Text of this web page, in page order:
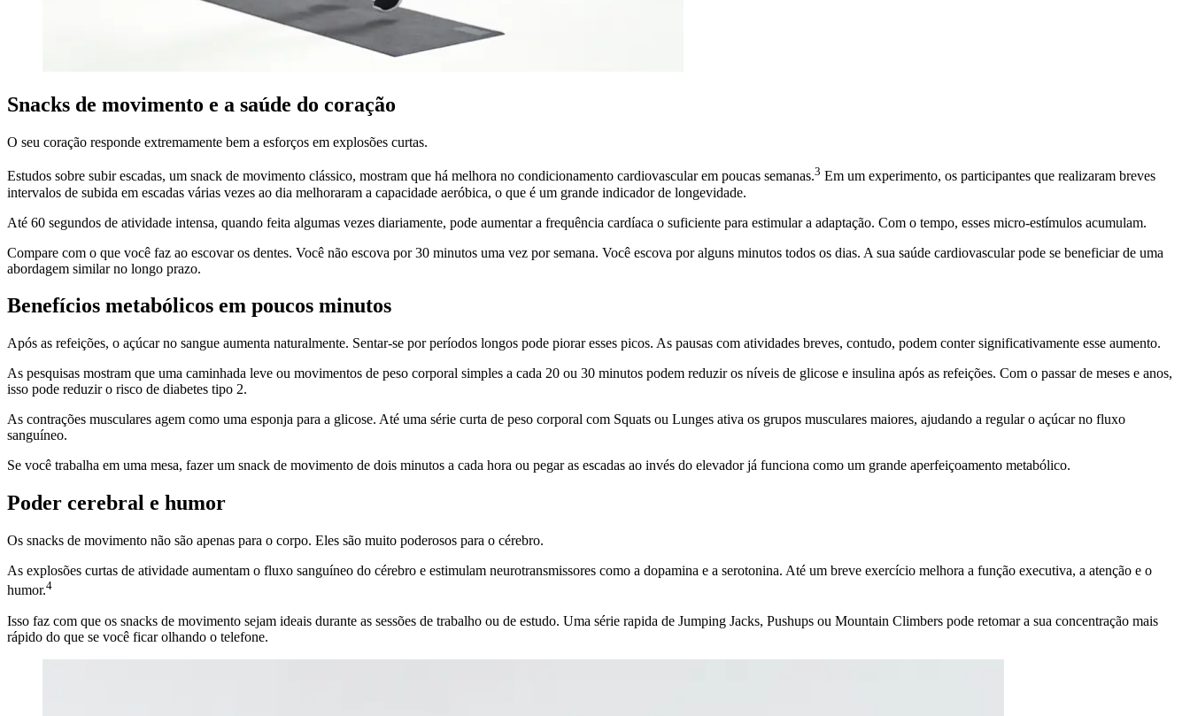
Snacks de movimento e a saúde do coração
O seu coração responde extremamente bem a esforços em explosões curtas.
Estudos sobre subir escadas, um snack de movimento clássico, mostram que há melhora no condicionamento cardiovascular em poucas semanas.3 Em um experimento, os participantes que realizaram breves
intervalos de subida em escadas várias vezes ao dia melhoraram a capacidade aeróbica, o que é um grande indicador de longevidade.
Até 60 segundos de atividade intensa, quando feita algumas vezes diariamente, pode aumentar a frequência cardíaca o suficiente para estimular a adaptação. Com o tempo, esses micro-estímulos acumulam.
Compare com o que você faz ao escovar os dentes. Você não escova por 30 minutos uma vez por semana. Você escova por alguns minutos todos os dias. A sua saúde cardiovascular pode se beneficiar de uma
abordagem similar no longo prazo.
Benefícios metabólicos em poucos minutos
Após as refeições, o açúcar no sangue aumenta naturalmente. Sentar-se por períodos longos pode piorar esses picos. As pausas com atividades breves, contudo, podem conter significativamente esse aumento.
As pesquisas mostram que uma caminhada leve ou movimentos de peso corporal simples a cada 20 ou 30 minutos podem reduzir os níveis de glicose e insulina após as refeições. Com o passar de meses e anos,
isso pode reduzir o risco de diabetes tipo 2.
As contrações musculares agem como uma esponja para a glicose. Até uma série curta de peso corporal com Squats ou Lunges ativa os grupos musculares maiores, ajudando a regular o açúcar no fluxo
sanguíneo.
Se você trabalha em uma mesa, fazer um snack de movimento de dois minutos a cada hora ou pegar as escadas ao invés do elevador já funciona como um grande aperfeiçoamento metabólico.
Poder cerebral e humor
Os snacks de movimento não são apenas para o corpo. Eles são muito poderosos para o cérebro.
As explosões curtas de atividade aumentam o fluxo sanguíneo do cérebro e estimulam neurotransmissores como a dopamina e a serotonina. Até um breve exercício melhora a função executiva, a atenção e o
humor.4
Isso faz com que os snacks de movimento sejam ideais durante as sessões de trabalho ou de estudo. Uma série rapida de Jumping Jacks, Pushups ou Mountain Climbers pode retomar a sua concentração mais
rápido do que se você ficar olhando o telefone.